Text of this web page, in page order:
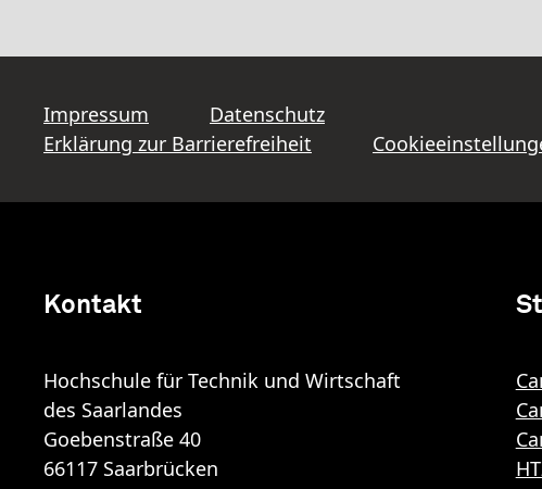
Impressum
Datenschutz
Erklärung zur Barrierefreiheit
Kontakt
Hochschule für Technik und Wirtschaft
des Saarlandes
Goebenstraße 40
66117 Saarbrücken